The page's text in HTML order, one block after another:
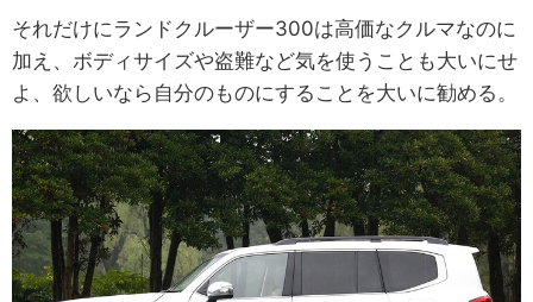
それだけにランドクルーザー300は高価なクルマなのに
加え、ボディサイズや盗難など気を使うことも大いにせ
よ、欲しいなら自分のものにすることを大いに勧める。